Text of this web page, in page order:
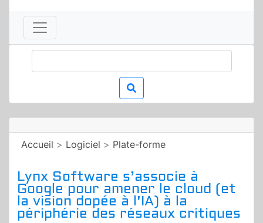
Accueil > Logiciel > Plate-forme
Lynx Software s’associe à
Google pour amener le cloud (et
la vision dopée à l'IA) à la
périphérie des réseaux critiques